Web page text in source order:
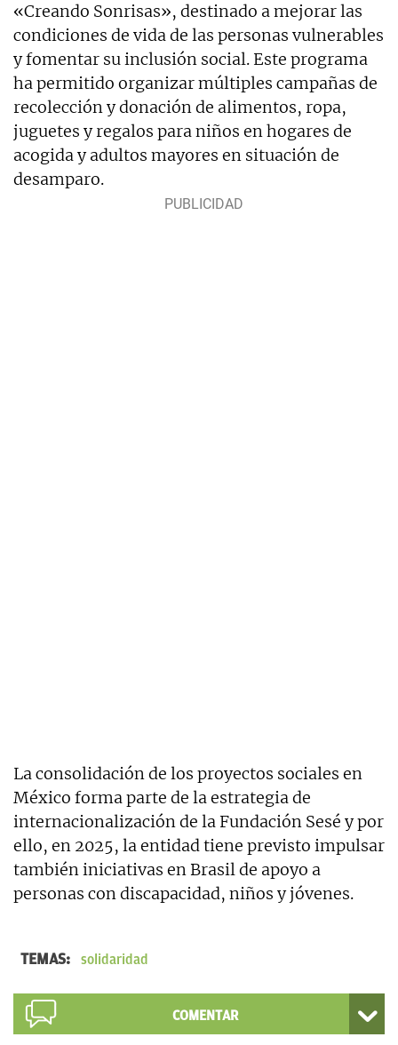
«Creando Sonrisas», destinado a mejorar las
condiciones de vida de las personas vulnerables
y fomentar su inclusión social. Este programa
ha permitido organizar múltiples campañas de
recolección y donación de alimentos, ropa,
juguetes y regalos para niños en hogares de
acogida y adultos mayores en situación de
desamparo.
La consolidación de los proyectos sociales en
México forma parte de la estrategia de
internacionalización de la Fundación Sesé y por
ello, en 2025, la entidad tiene previsto impulsar
también iniciativas en Brasil de apoyo a
personas con discapacidad, niños y jóvenes.
TEMAS: solidaridad
COMENTAR